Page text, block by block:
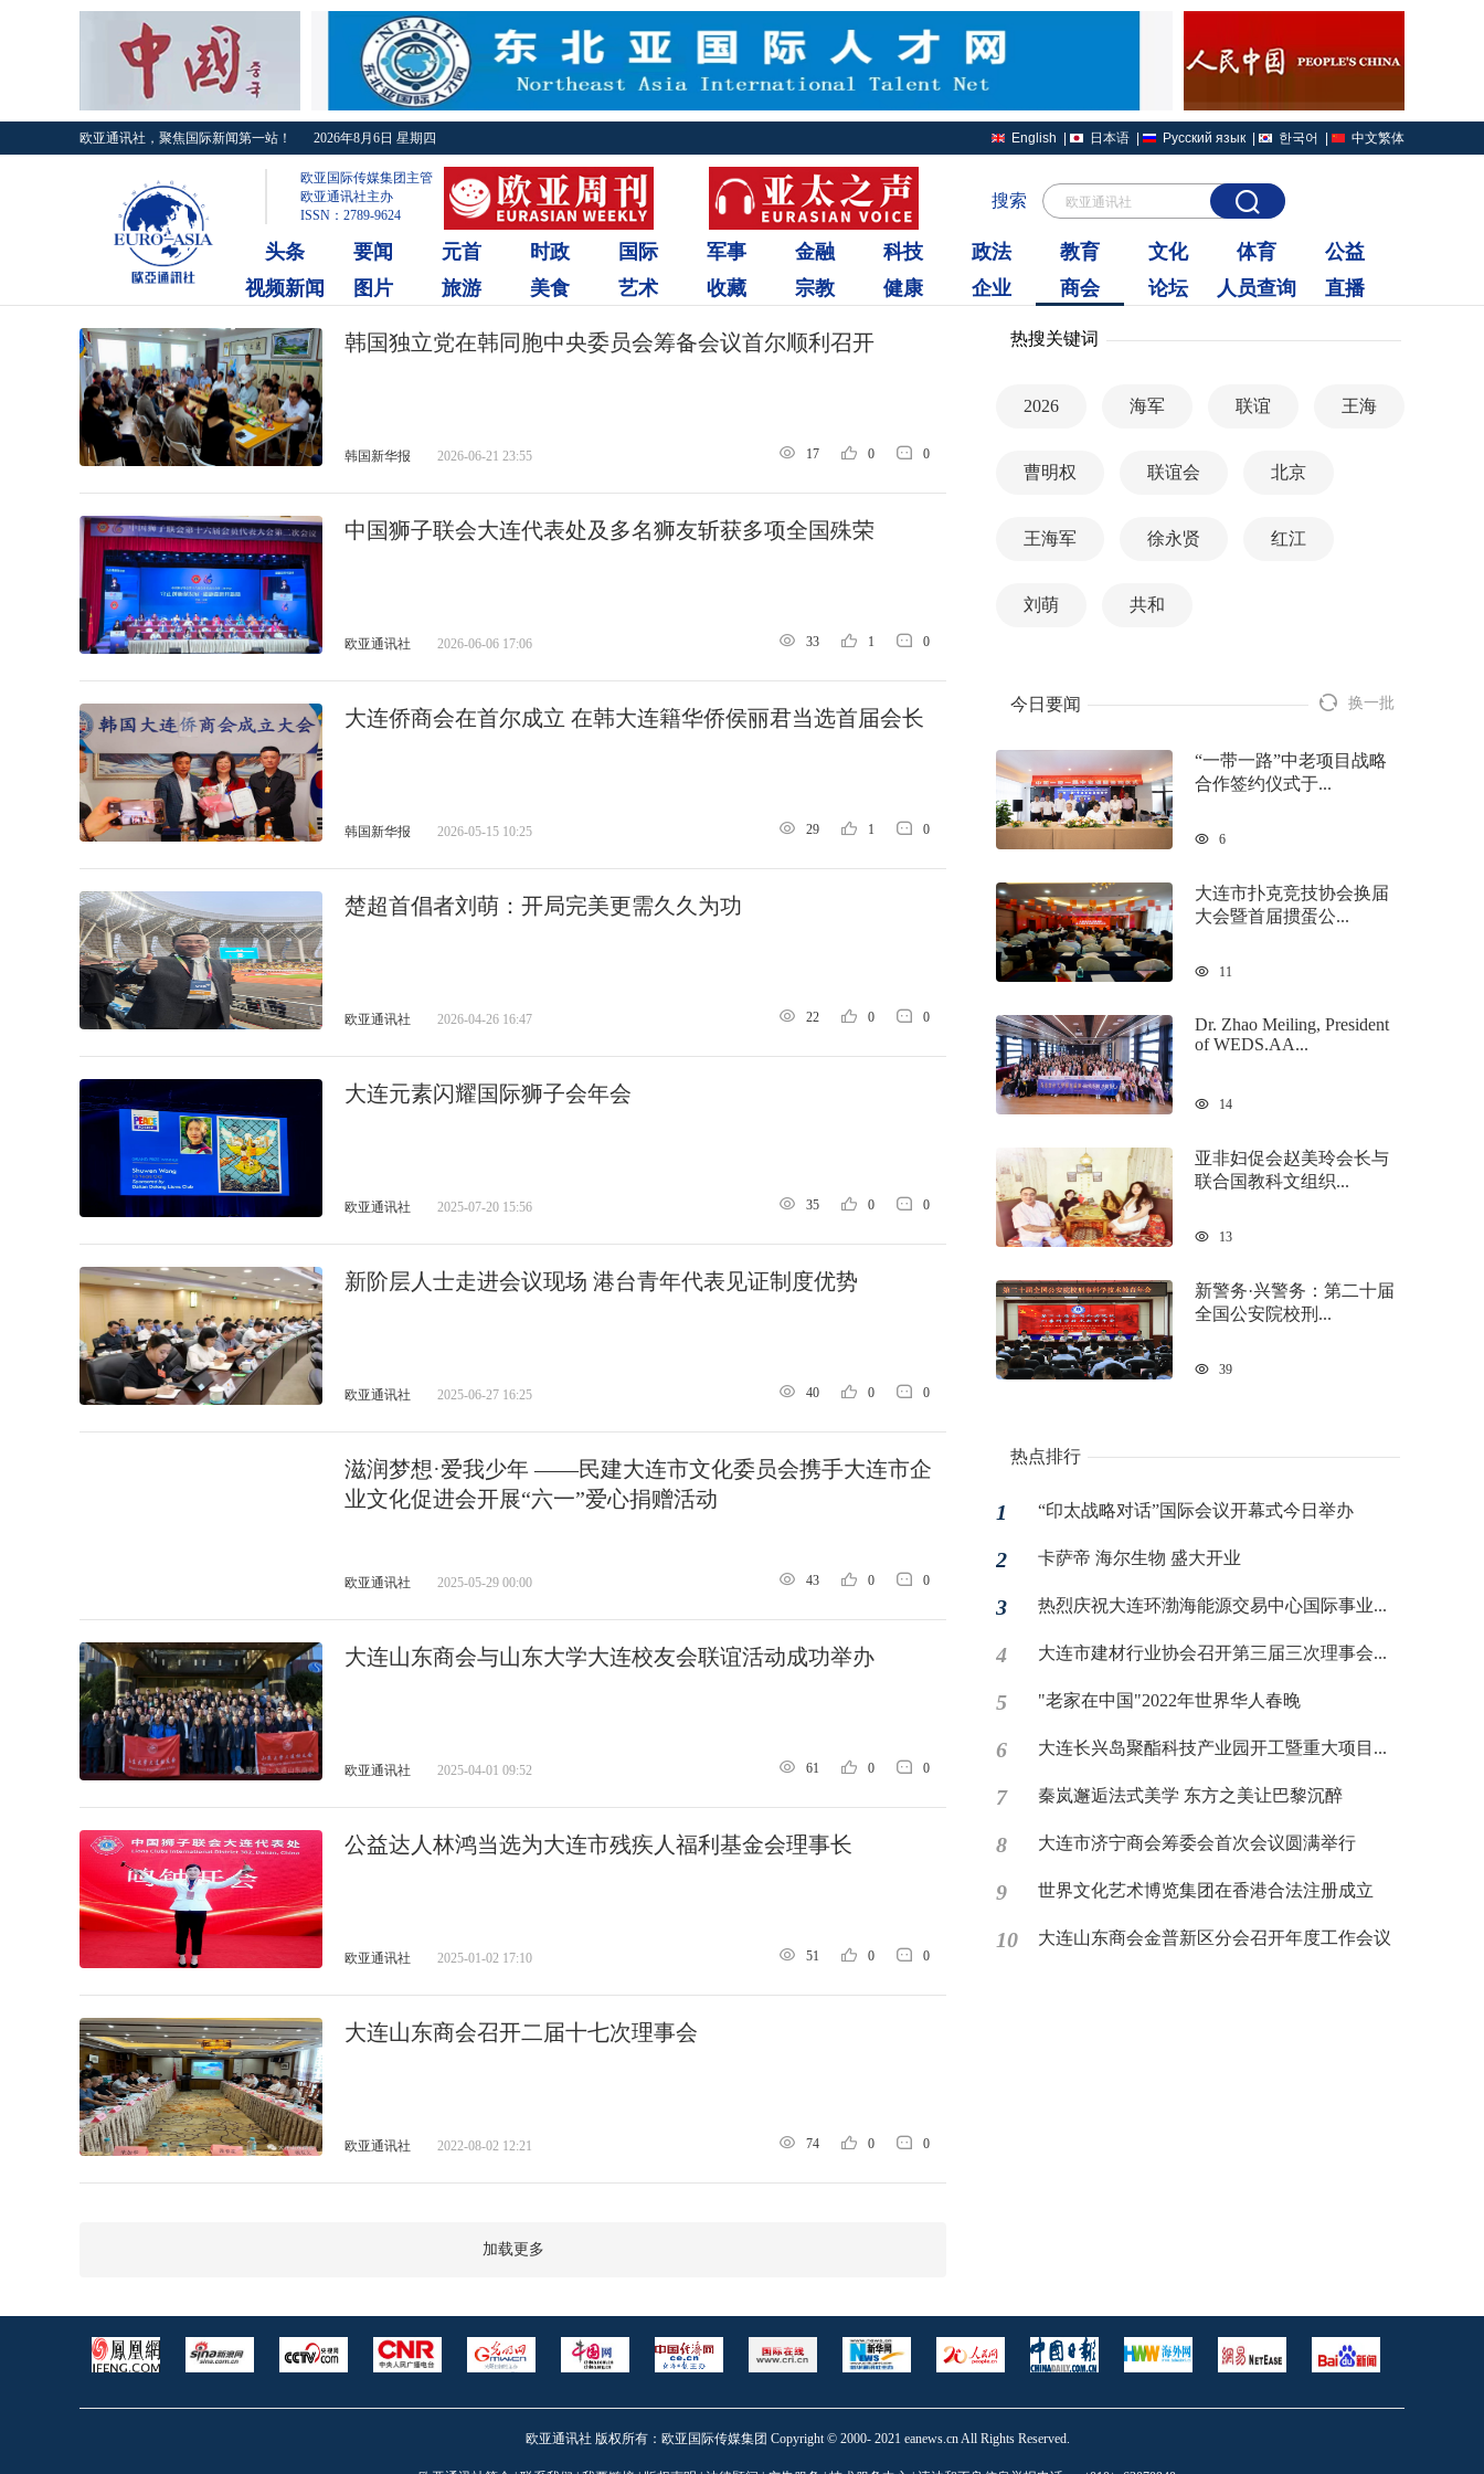
欧亚通讯社，聚焦国际新闻第一站！ 2026年8月6日 星期四 English 日本语 Русский язык 한국어 中文繁体
欧亚国际传媒集团主管
欧亚通讯社主办
ISSN：2789-9624
搜索 欧亚通讯社
头条 要闻 元首 时政 国际 军事 金融 科技 政法 教育 文化 体育
公益
视频新闻
图片 旅游 美食 艺术 收藏 宗教 健康 企业 商会 论坛 人员查询 直播
韩国独立党在韩同胞中央委员会筹备会议首尔顺利召开
韩国新华报 2026-06-21 23:55 17 0 0
中国狮子联会大连代表处及多名狮友斩获多项全国殊荣
欧亚通讯社 2026-06-06 17:06 33 1 0
大连侨商会在首尔成立 在韩大连籍华侨侯丽君当选首届会长
韩国新华报 2026-05-15 10:25 29 1 0
楚超首倡者刘萌：开局完美更需久久为功
欧亚通讯社 2026-04-26 16:47 22 0 0
大连元素闪耀国际狮子会年会
欧亚通讯社 2025-07-20 15:56 35 0 0
新阶层人士走进会议现场 港台青年代表见证制度优势
欧亚通讯社 2025-06-27 16:25 40 0 0
滋润梦想·爱我少年‌ ‌——民建大连市文化委员会携手大连市企
业文化促进会开展“六一”爱心捐赠活动‌
欧亚通讯社 2025-05-29 00:00 43 0 0
大连山东商会与山东大学大连校友会联谊活动成功举办
欧亚通讯社 2025-04-01 09:52 61 0 0
公益达人林鸿当选为大连市残疾人福利基金会理事长
欧亚通讯社 2025-01-02 17:10 51 0 0
大连山东商会召开二届十七次理事会
欧亚通讯社 2022-08-02 12:21 74 0 0
加载更多
热搜关键词
2026 海军 联谊 王海
曹明权 联谊会 北京
王海军 徐永贤 红江
刘萌 共和
今日要闻 换一批
“一带一路”中老项目战略
合作签约仪式于...
6
大连市扑克竞技协会换届
大会暨首届掼蛋公...
11
Dr. Zhao Meiling, President
of WEDS.AA...
14
亚非妇促会赵美玲会长与
联合国教科文组织...
13
新警务·兴警务：第二十届
全国公安院校刑...
39
热点排行
1 “印太战略对话”国际会议开幕式今日举办
2 卡萨帝 海尔生物 盛大开业
3 热烈庆祝大连环渤海能源交易中心国际事业...
4 大连市建材行业协会召开第三届三次理事会...
5 "老家在中国"2022年世界华人春晚
6 大连长兴岛聚酯科技产业园开工暨重大项目...
7 秦岚邂逅法式美学 东方之美让巴黎沉醉
8 大连市济宁商会筹委会首次会议圆满举行
9 世界文化艺术博览集团在香港合法注册成立
10 大连山东商会金普新区分会召开年度工作会议
欧亚通讯社 版权所有：欧亚国际传媒集团 Copyright © 2000- 2021 eanews.cn All Rights Reserved.